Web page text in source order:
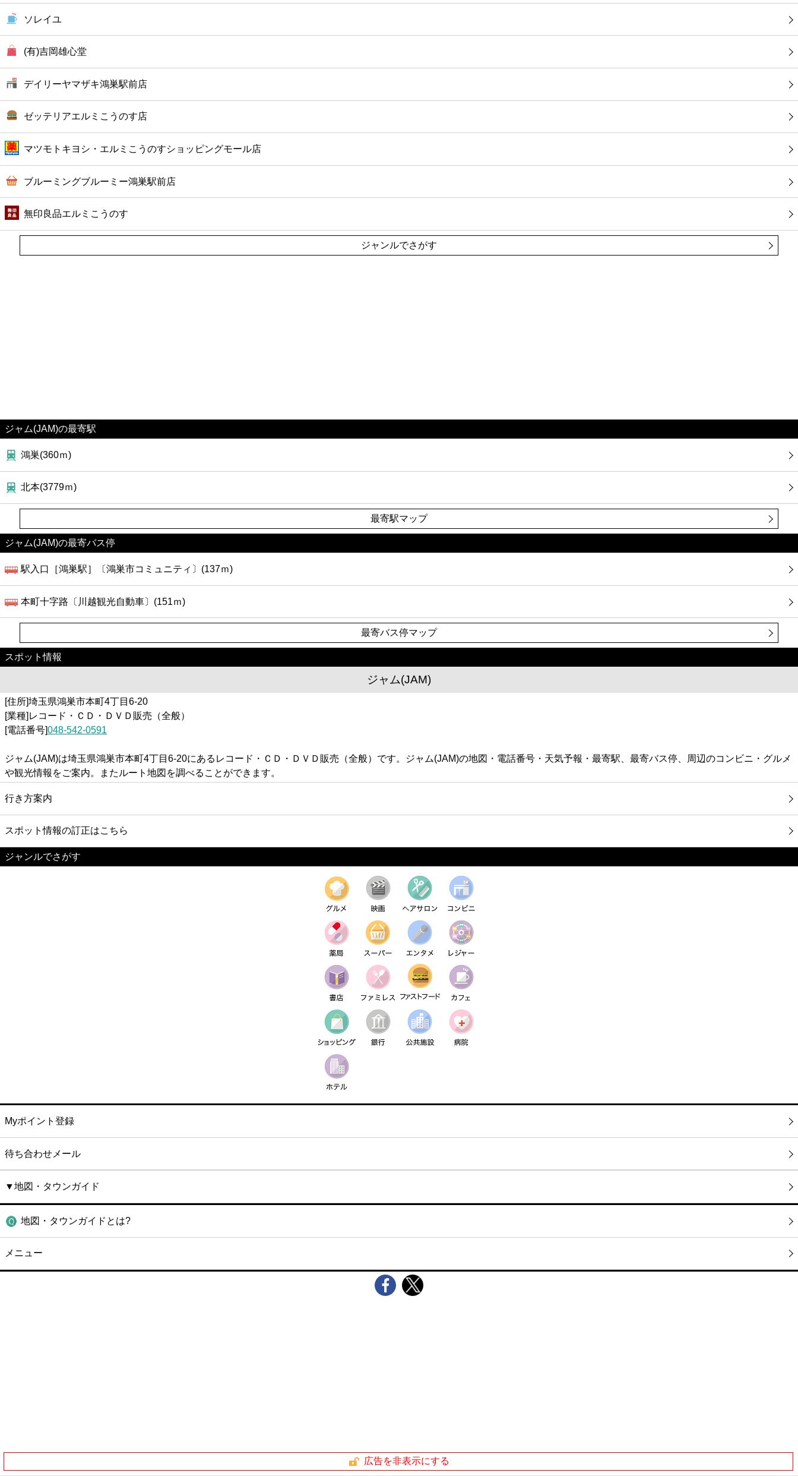
公共
病院
ホテル
ソレイユ
(有)吉岡雄心堂
デイリーヤマザキ鴻巣駅前店
ゼッテリアエルミこうのす店
マツモトキヨシ・エルミこうのすショッピングモール店
ブルーミングブルーミー鴻巣駅前店
無印良品エルミこうのす
ジャンルでさがす
ジャム(JAM)の最寄駅
鴻巣(360ｍ)
北本(3779ｍ)
最寄駅マップ
ジャム(JAM)の最寄バス停
駅入口［鴻巣駅］〔鴻巣市コミュニティ〕(137ｍ)
本町十字路〔川越観光自動車〕(151ｍ)
最寄バス停マップ
スポット情報
ジャム(JAM)
[住所]埼玉県鴻巣市本町4丁目6-20
[業種]レコード・ＣＤ・ＤＶＤ販売（全般）
[電話番号]048-542-0591
ジャム(JAM)は埼玉県鴻巣市本町4丁目6-20にあるレコード・ＣＤ・ＤＶＤ販売（全般）です。ジャム(JAM)の地図・電話番号・天気予報・最寄駅、最寄バス停、周辺のコンビニ・グルメ
や観光情報をご案内。またルート地図を調べることができます。
行き方案内
スポット情報の訂正はこちら
ジャンルでさがす
Myポイント登録
待ち合わせメール
▼地図・タウンガイド
地図・タウンガイドとは?
メニュー
広告を非表示にする